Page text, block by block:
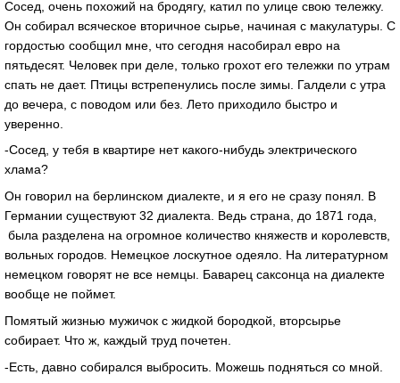
Сосед, очень похожий на бродягу, катил по улице свою тележку.
Он собирал всяческое вторичное сырье, начиная с макулатуры. С
гордостью сообщил мне, что сегодня насобирал евро на
пятьдесят. Человек при деле, только грохот его тележки по утрам
спать не дает. Птицы встрепенулись после зимы. Галдели с утра
до вечера, с поводом или без. Лето приходило быстро и
уверенно.
-Сосед, у тебя в квартире нет какого-нибудь электрического
хлама?
Он говорил на берлинском диалекте, и я его не сразу понял. В
Германии существуют 32 диалекта. Ведь страна, до 1871 года,
была разделена на огромное количество княжеств и королевств,
вольных городов. Немецкое лоскутное одеяло. На литературном
немецком говорят не все немцы. Баварец саксонца на диалекте
вообще не поймет.
Помятый жизнью мужичок с жидкой бородкой, вторсырье
собирает. Что ж, каждый труд почетен.
-Есть, давно собирался выбросить. Можешь подняться со мной.